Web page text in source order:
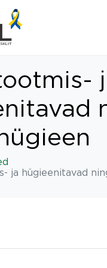
ja hügieenitavad